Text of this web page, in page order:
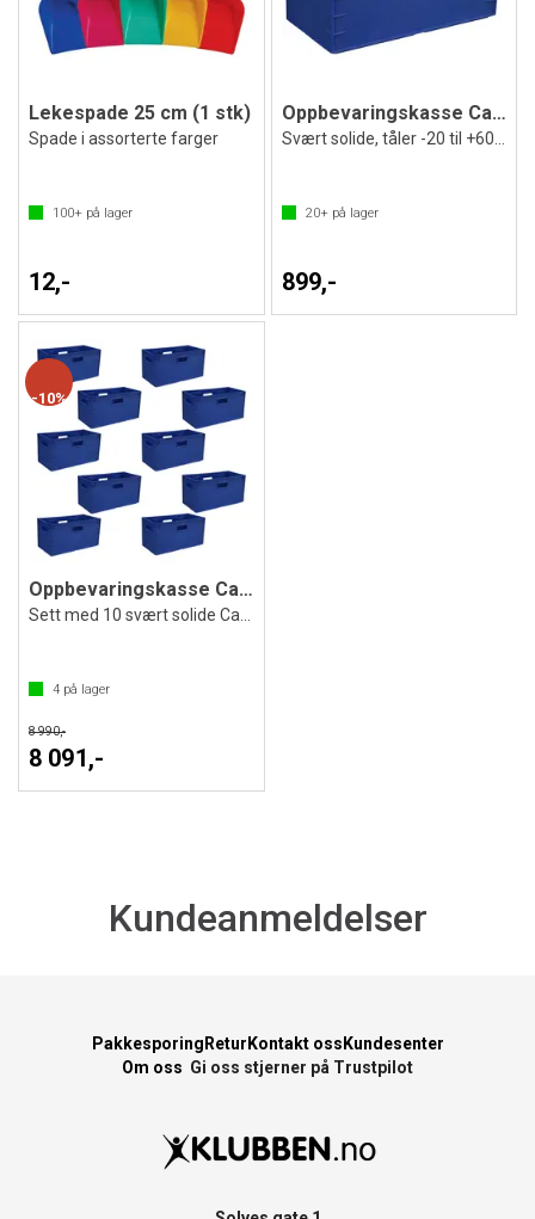
Lekespade 25 cm (1 stk)
Spade i assorterte farger
100+ på lager
12,-
Oppbevaringskasse CaCCer Blå
20+på lager
899,-
10%
Oppbevaringskasse CaCCer Blå 10
4 på lager
8 990,-
8 091,-
Kundeanmeldelser
PakkesporingReturKontakt ossKundesenter
Om oss Gi oss stjerner på Trustpilot